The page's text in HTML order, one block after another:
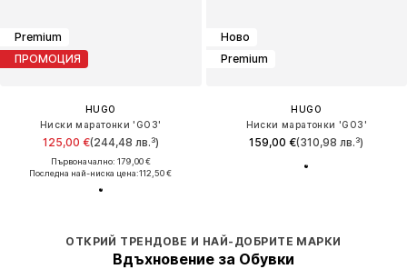
Premium
ПРОМОЦИЯ
HUGO
Ниски маратонки 'GO3'
125,00 €(244,48 лв.³)
Първоначално: 179,00 €
Последна най-ниска цена:112,50 €
ОТКРИЙ ТРЕНДОВЕ И НАЙ-ДОБРИТЕ МАРКИ
Вдъхновение за Обувки
Ново
Premium
HUGO
Ниски маратонки 'GO3'
159,00 €(310,98 лв.³)